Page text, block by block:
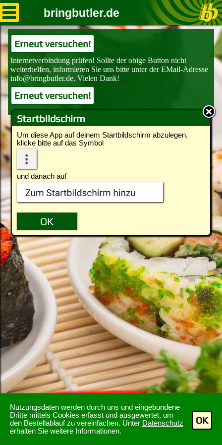
Nutzungsdaten werden durch uns und eingebundene
Dritte mittels Cookies erfasst und ausgewertet, um
den Bestellablauf zu vereinfachen. Unter Datenschutz
erhalten Sie weitere Informationen.
OK
Startbildschirm
Um diese App auf deinem Startbildschirm abzulegen,
klicke bitte auf das Symbol
und danach auf
bringbutler.de
Erneut versuchen!
Erneut versuchen!